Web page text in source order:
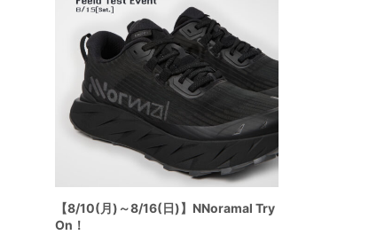
【8/10(月)～8/16(日)】NNoramal Try
On！